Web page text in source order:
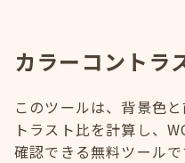
カラーコントラ
このツールは、背景色
トラスト比を計算し、
確認できる無料ツールで